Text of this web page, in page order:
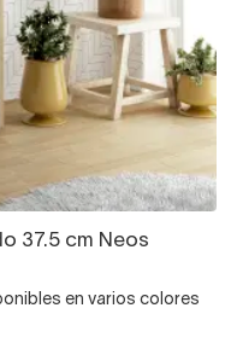
37.5 cm Neos
en varios colores